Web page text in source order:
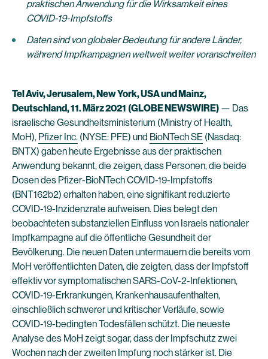
praktischen Anwendung für die Wirksamkeit eines
COVID-19-Impfstoffs
Daten sind von globaler Bedeutung für andere Länder,
während Impfkampagnen weltweit weiter voranschreiten
Tel Aviv, Jerusalem, New York, USA und Mainz,
Deutschland, 11. März 2021 (GLOBE NEWSWIRE) — Das
israelische Gesundheitsministerium (Ministry of Health,
MoH), Pfizer Inc. (NYSE: PFE) und BioNTech SE (Nasdaq:
BNTX) gaben heute Ergebnisse aus der praktischen
Anwendung bekannt, die zeigen, dass Personen, die beide
Dosen des Pfizer-BioNTech COVID-19-Impfstoffs
(BNT162b2) erhalten haben, eine signifikant reduzierte
COVID-19-Inzidenzrate aufweisen. Dies belegt den
beobachteten substanziellen Einfluss von Israels nationaler
Impfkampagne auf die öffentliche Gesundheit der
Bevölkerung. Die neuen Daten untermauern die bereits vom
MoH veröffentlichten Daten, die zeigten, dass der Impfstoff
effektiv vor symptomatischen SARS-CoV-2-Infektionen,
COVID-19-Erkrankungen, Krankenhausaufenthalten,
einschließlich schwerer und kritischer Verläufe, sowie
COVID-19-bedingten Todesfällen schützt. Die neueste
Analyse des MoH zeigt sogar, dass der Impfschutz zwei
Wochen nach der zweiten Impfung noch stärker ist. Die